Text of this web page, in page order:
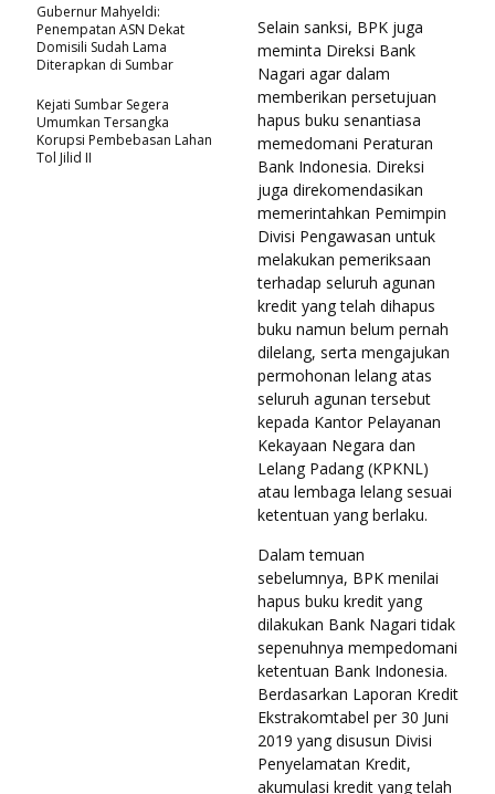
Selain sanksi, BPK juga
meminta Direksi Bank
Nagari agar dalam
memberikan persetujuan
hapus buku senantiasa
memedomani Peraturan
Bank Indonesia. Direksi
juga direkomendasikan
memerintahkan Pemimpin
Divisi Pengawasan untuk
melakukan pemeriksaan
terhadap seluruh agunan
kredit yang telah dihapus
buku namun belum pernah
dilelang, serta mengajukan
permohonan lelang atas
seluruh agunan tersebut
kepada Kantor Pelayanan
Kekayaan Negara dan
Lelang Padang (KPKNL)
atau lembaga lelang sesuai
ketentuan yang berlaku.
Dalam temuan
sebelumnya, BPK menilai
hapus buku kredit yang
dilakukan Bank Nagari tidak
sepenuhnya mempedomani
ketentuan Bank Indonesia.
Berdasarkan Laporan Kredit
Ekstrakomtabel per 30 Juni
2019 yang disusun Divisi
Penyelamatan Kredit,
akumulasi kredit yang telah
Gubernur Mahyeldi:
Penempatan ASN Dekat
Domisili Sudah Lama
Diterapkan di Sumbar
Kejati Sumbar Segera
Umumkan Tersangka
Korupsi Pembebasan Lahan
Tol Jilid II